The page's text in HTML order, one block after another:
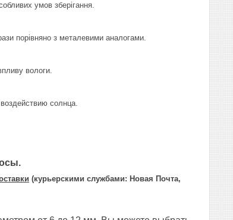
умов зберігання.
порівняно з металевими аналогами.
вологи.
солнца.
(курьерскими службами: Новая Почта,